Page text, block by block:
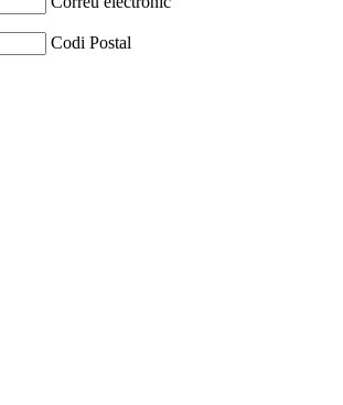
Codi Postal